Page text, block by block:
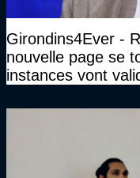
Girondins4Ever -
nouvelle page se
instances vont
haut niveau"